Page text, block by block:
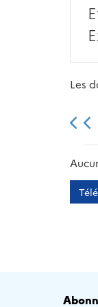
Les